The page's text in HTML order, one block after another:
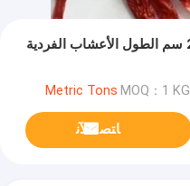
الفلفل المُجفف في الهواء 10 - 20 سم الطول الأعشاب الفردية
MOQ：1 KG
ﺎﺘﺼﻟ ﺍﻶﻧ